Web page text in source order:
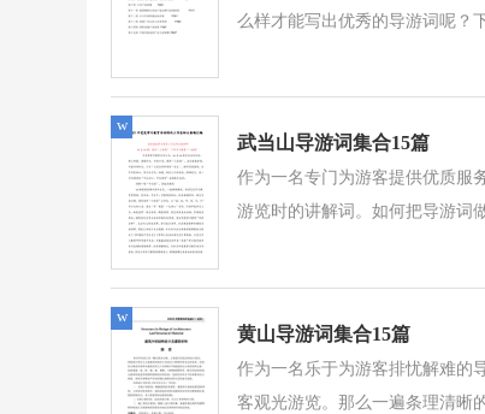
么样才能写出优秀的导游词呢？
武当山导游词集合15篇
作为一名专门为游客提供优质服
游览时的讲解词。如何把导游词
w
黄山导游词集合15篇
作为一名乐于为游客排忧解难的
客观光游览。那么一遍条理清晰
w